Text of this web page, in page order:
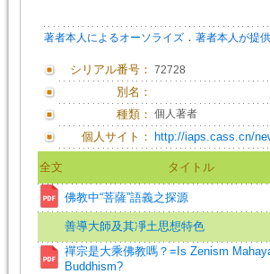
著者本人によるオーソライズ． 著者本人が提
シリアル番号： 72728
別名：
種類： 個人著者
個人サイト： http://iaps.cass.cn/
全文 タイトル
佛教中“菩薩”語義之探源
善導大師及其凈土思想特色
禪宗是大乘佛教嗎？=Is Zenism
Buddhism?